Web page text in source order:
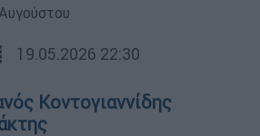
19.05.2026 22:30
Κοντογιαννίδης